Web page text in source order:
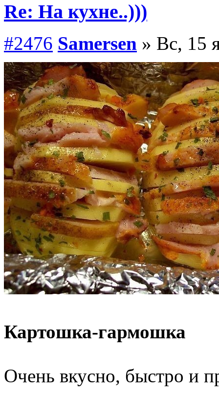
Re: На кухне..)))
#2476 Samersen » Вс, 15
Картошка-гармошка
Очень вкусно, быстро и